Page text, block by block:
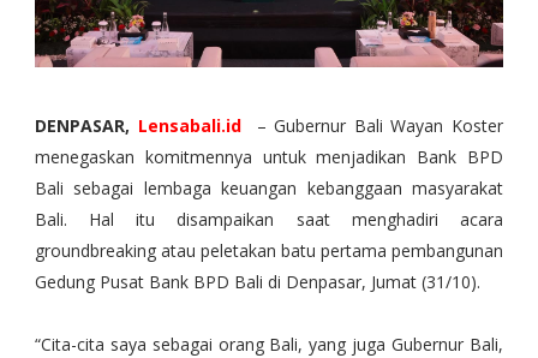
DENPASAR, Lensabali.id– Gubernur Bali Wayan Koster
menegaskan komitmennya untuk menjadikan Bank BPD
Bali sebagai lembaga keuangan kebanggaan masyarakat
Bali. Hal itu disampaikan saat menghadiri acara
groundbreaking atau peletakan batu pertama pembangunan
Gedung Pusat Bank BPD Bali di Denpasar, Jumat (31/10).
“Cita-cita saya sebagai orang Bali, yang juga Gubernur Bali,